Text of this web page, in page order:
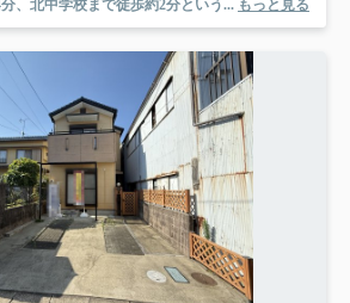
、北中学校まで徒歩約2分という... もっと見る